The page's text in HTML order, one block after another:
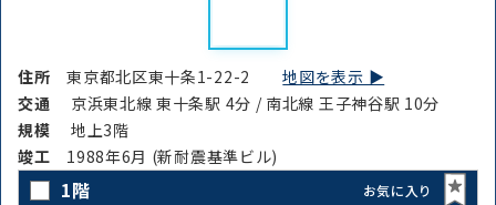
住所東京都北区東十条1-22-2地図を表示 ▶︎
交通
京浜東北線 東十条駅 4分 / 南北線 王子神谷駅 10分
規模
地上3階
竣⼯ 1988年6月 (新耐震基準ビル)
1階 お気に入り